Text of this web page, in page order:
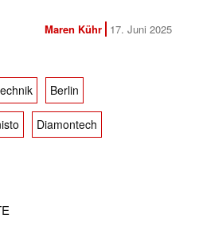
Maren Kühr 17. Juni 2025
Berlin
Diamontech